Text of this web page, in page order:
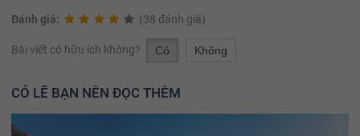
Đánh giá: (38 đánh giá)
Bài viết có hữu ích không? Có Không
CÓ LẼ BẠN NÊN ĐỌC THÊM